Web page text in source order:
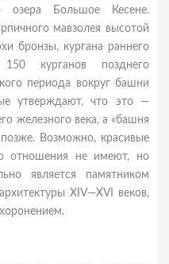
озера Большое Кесене.
мавзолея высотой
бронзы, кургана раннего
курганов позднего
периода вокруг башни
утверждают, что это —
железного века, а «башня
позже. Возможно, красивые
отношения не имеют, но
является памятником
XIV—XVI веков,